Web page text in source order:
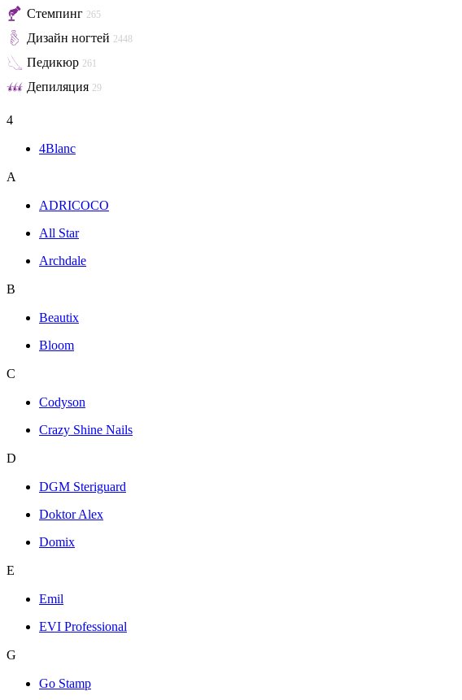
Стемпинг 265
Дизайн ногтей 2448
Педикюр 261
Депиляция 29
4
4Blanc
A
ADRICOCO
All Star
Archdale
B
Beautix
Bloom
C
Codyson
Crazy Shine Nails
D
DGM Steriguard
Doktor Alex
Domix
E
Emil
EVI Professional
G
Go Stamp